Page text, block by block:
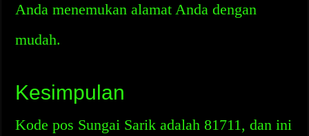
Anda menemukan alamat Anda dengan
mudah.
Kesimpulan
Kode pos Sungai Sarik adalah 81711, dan ini